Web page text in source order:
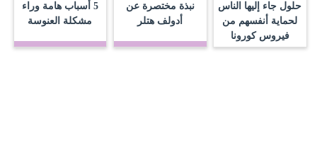
حلول جاء إليها الناس
لحماية أنفسهم من
فيروس كورونا
نبذة مختصرة عن
أدولف هتلر
5 أسباب هامة وراء
مشكلة العنوسة